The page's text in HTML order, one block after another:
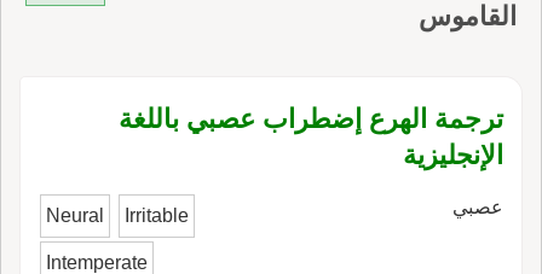
القاموس
ترجمة الهرع إضطراب عصبي باللغة
الإنجليزية
عصبي Neural Irritable
Intemperate